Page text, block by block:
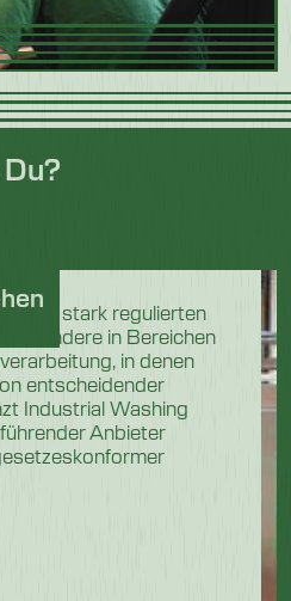
und stark regulierten
in Bereichen
in denen
entscheidender
Industrial Washing
Anbieter